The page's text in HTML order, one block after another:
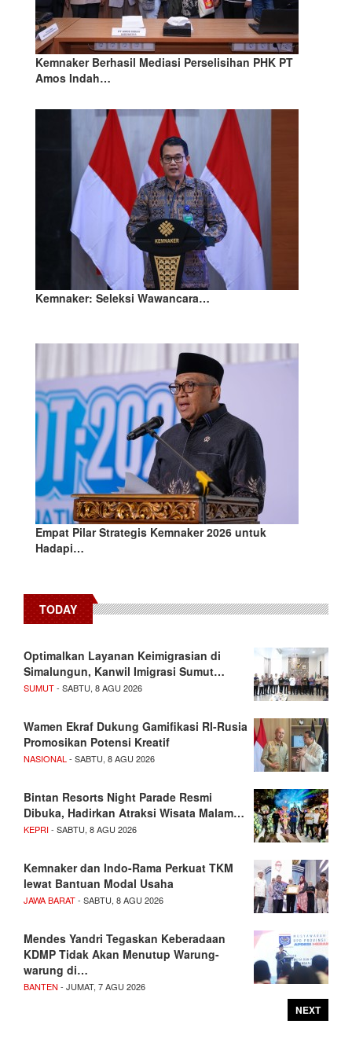
Kemnaker Berhasil Mediasi Perselisihan PHK PT
Amos Indah…
Kemnaker: Seleksi Wawancara…
Empat Pilar Strategis Kemnaker 2026 untuk
Hadapi…
TODAY
Optimalkan Layanan Keimigrasian di
Simalungun, Kanwil Imigrasi Sumut…
SUMUT- SABTU, 8 AGU 2026
Wamen Ekraf Dukung Gamifikasi RI-Rusia
Promosikan Potensi Kreatif
NASIONAL- SABTU, 8 AGU 2026
Bintan Resorts Night Parade Resmi
Dibuka, Hadirkan Atraksi Wisata Malam…
KEPRI- SABTU, 8 AGU 2026
Kemnaker dan Indo-Rama Perkuat TKM
lewat Bantuan Modal Usaha
JAWA BARAT- SABTU, 8 AGU 2026
Mendes Yandri Tegaskan Keberadaan
KDMP Tidak Akan Menutup Warung-
warung di…
BANTEN - JUMAT, 7 AGU 2026
NEXT